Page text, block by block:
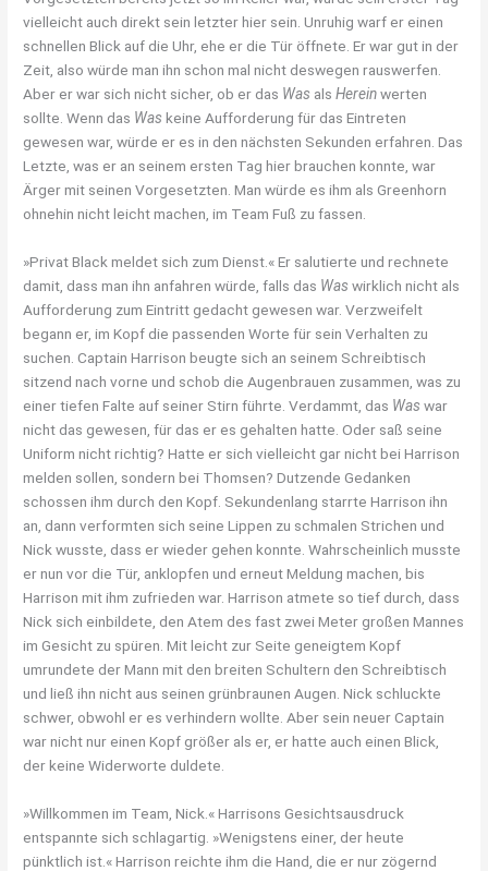
vielleicht auch direkt sein letzter hier sein. Unruhig warf er einen
schnellen Blick auf die Uhr, ehe er die Tür öffnete. Er war gut in der
Zeit, also würde man ihn schon mal nicht deswegen rauswerfen.
Aber er war sich nicht sicher, ob er das Was alsHereinwerten
sollte. Wenn das Was keine Aufforderung für das Eintreten
gewesen war, würde er es in den nächsten Sekunden erfahren. Das
Letzte, was er an seinem ersten Tag hier brauchen konnte, war
Ärger mit seinen Vorgesetzten. Man würde es ihm als Greenhorn
ohnehin nicht leicht machen, im Team Fuß zu fassen.
»Privat Black meldet sich zum Dienst.« Er salutierte und rechnete
damit, dass man ihn anfahren würde, falls das Was wirklich nicht als
Aufforderung zum Eintritt gedacht gewesen war. Verzweifelt
begann er, im Kopf die passenden Worte für sein Verhalten zu
suchen. Captain Harrison beugte sich an seinem Schreibtisch
sitzend nach vorne und schob die Augenbrauen zusammen, was zu
einer tiefen Falte auf seiner Stirn führte. Verdammt, das Was war
nicht das gewesen, für das er es gehalten hatte. Oder saß seine
Uniform nicht richtig? Hatte er sich vielleicht gar nicht bei Harrison
melden sollen, sondern bei Thomsen? Dutzende Gedanken
schossen ihm durch den Kopf. Sekundenlang starrte Harrison ihn
an, dann verformten sich seine Lippen zu schmalen Strichen und
Nick wusste, dass er wieder gehen konnte. Wahrscheinlich musste
er nun vor die Tür, anklopfen und erneut Meldung machen, bis
Harrison mit ihm zufrieden war. Harrison atmete so tief durch, dass
Nick sich einbildete, den Atem des fast zwei Meter großen Mannes
im Gesicht zu spüren. Mit leicht zur Seite geneigtem Kopf
umrundete der Mann mit den breiten Schultern den Schreibtisch
und ließ ihn nicht aus seinen grünbraunen Augen. Nick schluckte
schwer, obwohl er es verhindern wollte. Aber sein neuer Captain
war nicht nur einen Kopf größer als er, er hatte auch einen Blick,
der keine Widerworte duldete.
»Willkommen im Team, Nick.« Harrisons Gesichtsausdruck
entspannte sich schlagartig. »Wenigstens einer, der heute
pünktlich ist.« Harrison reichte ihm die Hand, die er nur zögernd